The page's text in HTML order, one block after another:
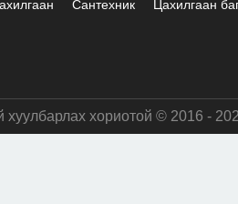
Сантехник Цахилгаан
хуулбарлах хориотой © 2016 -